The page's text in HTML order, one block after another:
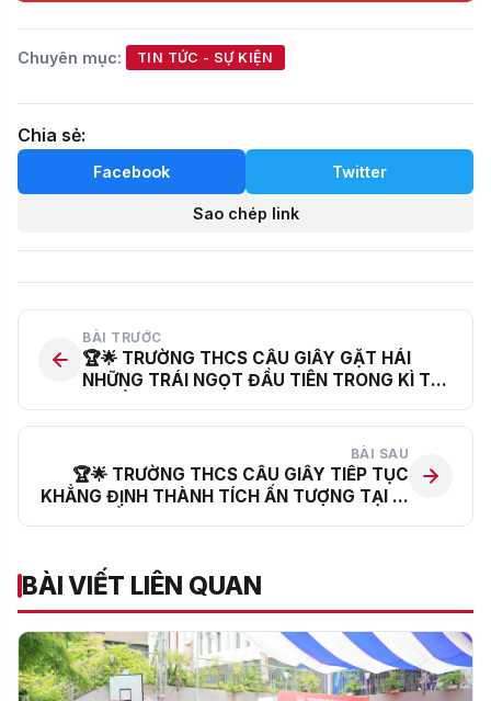
Chuyên mục: TIN TỨC - SỰ KIỆN
Chia sẻ:
Facebook Twitter
Sao chép link
BÀI TRƯỚC
🏆🌟 TRƯỜNG THCS CẦU GIẤY GẶT HÁI
NHỮNG TRÁI NGỌT ĐẦU TIÊN TRONG KÌ THI
CHUYÊN KHOA HỌC TỰ NHIÊN NĂM 2026 🌟
BÀI SAU
🏆🌟 TRƯỜNG THCS CẦU GIẤY TIẾP TỤC
KHẲNG ĐỊNH THÀNH TÍCH ẤN TƯỢNG TẠI KÌ
BÀI VIẾT LIÊN QUAN